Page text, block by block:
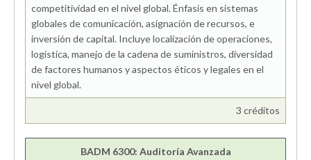
competitividad en el nivel global. Énfasis en sistemas
globales de comunicación, asignación de recursos, e
inversión de capital. Incluye localización de operaciones,
logística, manejo de la cadena de suministros, diversidad
de factores humanos y aspectos éticos y legales en el
nivel global.
3 créditos
BADM 6300: Auditoría Avanzada